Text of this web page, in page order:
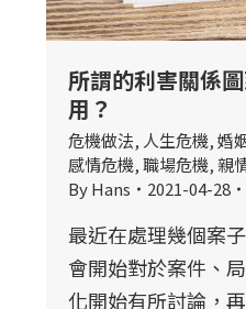
所謂的利害關係
用？
危機做法, 人生危機,婚
感情危機,職場危機,親
ByHans 2021-04-28
最近在處理幾個案
會開始對於案件、
化開始有所討論，